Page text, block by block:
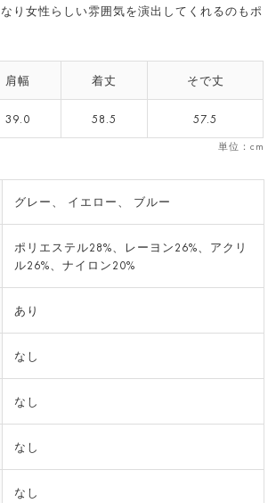
り女性らしい雰囲気を演出してくれるのもポ
肩幅 着丈 そで丈
39.0 58.5 57.5
単位：cm
グレー、 イエロー、 ブルー
ポリエステル28%、レーヨン26%、アクリ
ル26%、ナイロン20%
あり
なし
なし
なし
なし